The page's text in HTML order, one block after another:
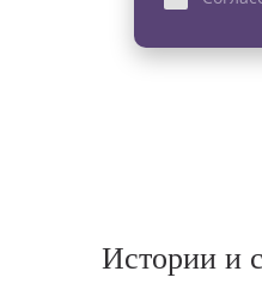
Истории и